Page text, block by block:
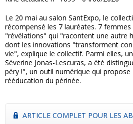
Le 20 mai au salon SantExpo, le
récompensé les 7 lauréates. 7
"révélations" qui "racontent une autre
dont les innovations "transforment
vie", explique le collectif. Parmi elles,
Séverine Jonas-Lescuras, a été
péry !", un outil numérique qui
rééducation du périnée.
ARTICLE COMPLET POUR LES